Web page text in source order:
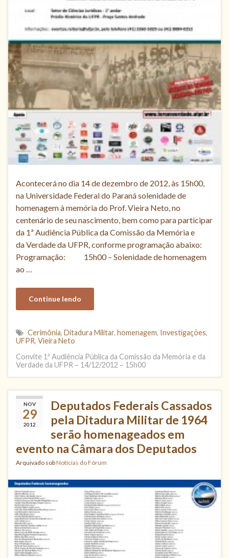
Acontecerá no dia 14 de dezembro de 2012, às 15h00,
na Universidade Federal do Paraná solenidade de
homenagem à memória do Prof. Vieira Neto, no
centenário de seu nascimento, bem como para participar
da 1ª Audiência Pública da Comissão da Memória e
da Verdade da UFPR, conforme programação abaixo:
Programação: 15h00 – Solenidade de homenagem
ao …
Continue lendo
Cerimônia, Ditadura Militar, homenagem, Investigações,
UFPR, Vieira Neto
Convite 1ª Audiência Pública da Comissão da Memória e da
Verdade da UFPR – 14/12/2012 – 15h00
NOV
29
2012
Deputados Federais Cassados
pela Ditadura Militar de 1964
serão homenageados em
evento na Câmara dos Deputados
Arquivado sobNotícias do Fórum